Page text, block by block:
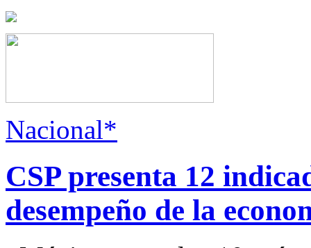
Nacional*
CSP presenta 12
desempeño de la